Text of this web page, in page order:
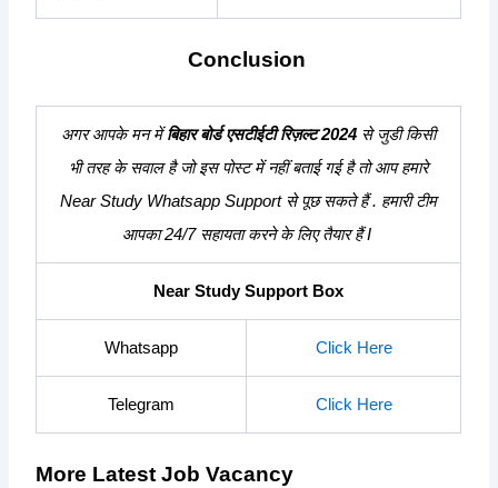
Conclusion
अगर आपके मन मेंबिहार बोर्ड एसटीईटी रिज़ल्ट 2024 से जुडीकिसी
भी तरह के सवाल है जो इस पोस्ट में नहीं बताई गई है तो आप हमारे
Near Study Whatsapp Support से पूछ सकते हैं . हमारी टीम
आपका 24/7 सहायता करने के लिए तैयार हैं I
Near Study Support Box
Whatsapp Click Here
Telegram Click Here
More Latest Job Vacancy